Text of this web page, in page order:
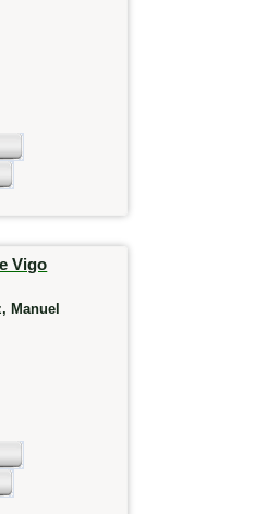
Vigo
Manuel